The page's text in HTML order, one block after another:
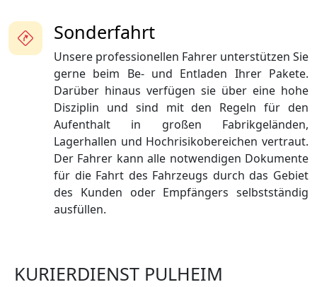
Sonderfahrt
Unsere professionellen Fahrer unterstützen Sie
gerne beim Be- und Entladen Ihrer Pakete.
Darüber hinaus verfügen sie über eine hohe
Disziplin und sind mit den Regeln für den
Aufenthalt in großen Fabrikgeländen,
Lagerhallen und Hochrisikobereichen vertraut.
Der Fahrer kann alle notwendigen Dokumente
für die Fahrt des Fahrzeugs durch das Gebiet
des Kunden oder Empfängers selbstständig
ausfüllen.
KURIERDIENST PULHEIM